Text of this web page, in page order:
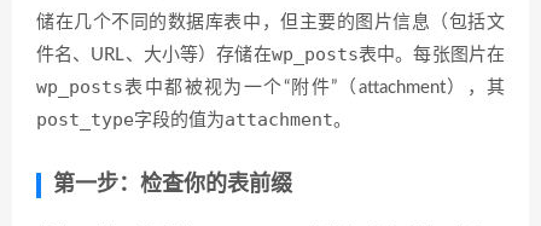
储在几个不同的数据库表中，但主要的图片信息（包括文
件名、URL、大小等）存储在wp_posts表中。每张图片在
wp_posts表中都被视为一个“附件”（attachment），其
post_type字段的值为attachment。
第一步：检查你的表前缀